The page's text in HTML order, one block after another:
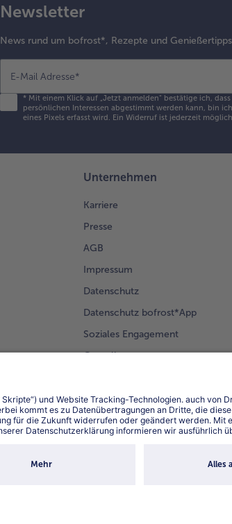
Newsletter
News rund um bofrost*, Rezepte und
E-Mail Adresse*
*Mit einem Klick auf „Jetzt anmelden" bestätige ich,
persönlichen Interessen abgestimmt werden kann, bin
eines Pixels erfasst wird. Ein Widerruf ist jederzeit möglich.
Unternehmen
Karriere
Presse
AGB
Impressum
Datenschutz
Datenschutz bofrost*App
Soziales Engagement
Compliance
Barrierefreiheit